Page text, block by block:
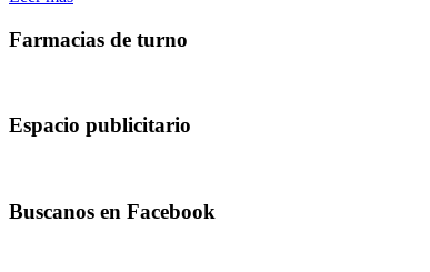
Farmacias de turno
Espacio publicitario
Buscanos en Facebook